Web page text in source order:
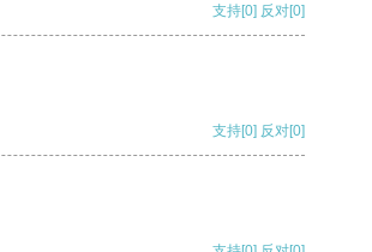
支持[0] 反对[0]
支持[0] 反对[0]